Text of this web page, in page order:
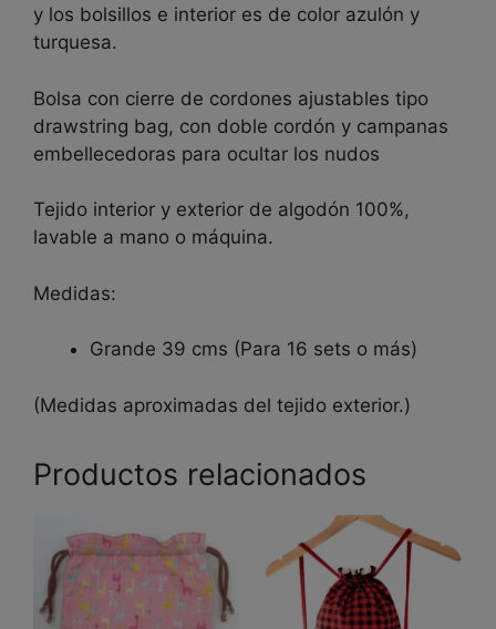
y los bolsillos e interior es de color azulón y
turquesa.
Bolsa con cierre de cordones ajustables tipo
drawstring bag, con doble cordón y campanas
embellecedoras para ocultar los nudos
Tejido interior y exterior de algodón 100%,
lavable a mano o máquina.
Medidas:
Grande 39 cms (Para 16 sets o más)
(Medidas aproximadas del tejido exterior.)
Productos relacionados